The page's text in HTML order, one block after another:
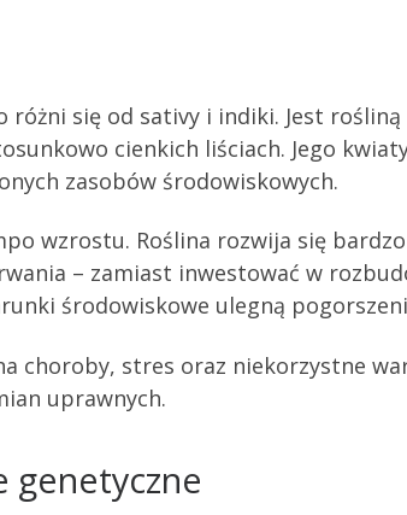
się od sativy i indiki. Jest
cienkich liściach. Jego
zasobów środowiskowych.
wzrostu. Roślina rozwija się
– zamiast inwestować w
środowiskowe ulegną
choroby, stres oraz niekorzystne
uprawnych.
genetyczne